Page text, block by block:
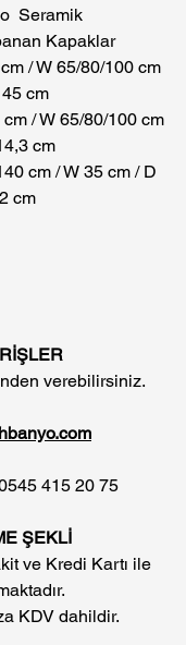
Seramik
Kapaklar
/ W 65/80/100 cm
cm
/ W 65/80/100 cm
cm
cm / W 35 cm / D
cm
verebilirsiniz.
415 20 75
ŞEKLİ
ve Kredi Kartı ile
KDV dahildir.